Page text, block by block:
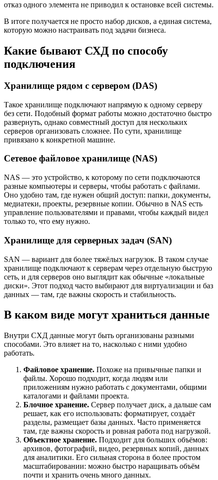
отказ одного элемента не приводил к остановке всей системы.
В итоге получается не просто набор дисков, а единая система,
которую можно настраивать под задачи бизнеса.
Какие бывают СХД по способу
подключения
Хранилище рядом с сервером (DAS)
Такое хранилище подключают напрямую к одному серверу
без сети. Подобный формат работы можно достаточно быстро
развернуть, однако совместный доступ для нескольких
серверов организовать сложнее. По сути, хранилище
привязано к конкретной машине.
Сетевое файловое хранилище (NAS)
NAS — это устройство, к которому по сети подключаются
разные компьютеры и серверы, чтобы работать с файлами.
Оно удобно там, где нужен общий доступ: папки, документы,
медиатеки, проекты, резервные копии. Обычно в NAS есть
управление пользователями и правами, чтобы каждый видел
только то, что ему нужно.
Хранилище для серверных задач (SAN)
SAN — вариант для более тяжёлых нагрузок. В таком случае
хранилище подключают к серверам через отдельную быструю
сеть, и для серверов оно выглядит как обычные «локальные
диски». Этот подход часто выбирают для виртуализации и баз
данных — там, где важны скорость и стабильность.
В каком виде могут храниться данные
Внутри СХД данные могут быть организованы разными
способами. Это влияет на то, насколько с ними удобно
работать.
Файловое хранение. Похоже на привычные папки и
файлы. Хорошо подходит, когда людям или
приложениям нужно работать с документами, общими
каталогами и файлами проекта.
Блочное хранение. Сервер получает диск, а дальше сам
решает, как его использовать: форматирует, создаёт
разделы, размещает базы данных. Часто применяется
там, где важны скорость и ровная работа под нагрузкой.
Объектное хранение. Подходит для больших объёмов:
архивов, фотографий, видео, резервных копий, данных
для аналитики. Его сильная сторона в более простом
масштабировании: можно быстро наращивать объём
почти и хранить очень много данных.